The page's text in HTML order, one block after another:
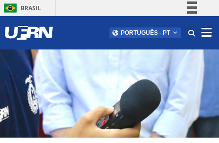
BRASIL
Comunica BR
Acesso à informação
Legislação
Canais
PORTUGUÊS - PT